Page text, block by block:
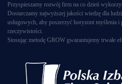
Przyspieszamy rozwój firm na co dzień
Dostarczamy najwyższej jakości wiedzę dla
usługowych, aby poszerzyć horyzont myślenia i
rzeczywistości.
Stosując metodę GROW gwarantujemy trwałe